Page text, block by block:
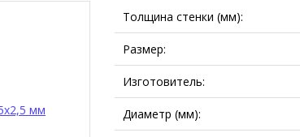
Толщина стенки (мм):
Размер:
Изготовитель:
Диаметр (мм):